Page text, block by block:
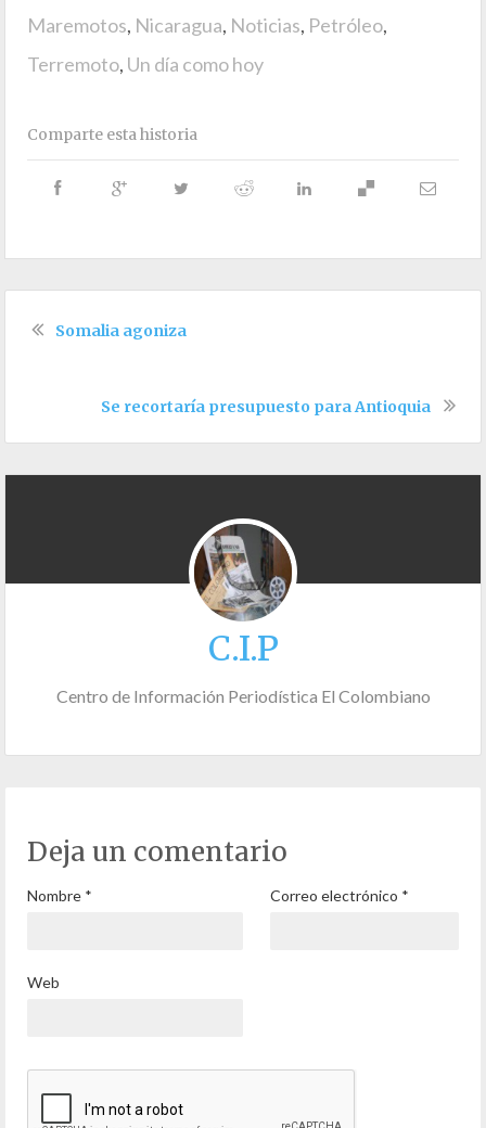
Maremotos, Nicaragua, Noticias, Petróleo,
Terremoto, Un día como hoy
Comparte esta historia
Somalia agoniza
Se recortaría presupuesto para Antioquia
C.I.P
Centro de Información Periodística El Colombiano
Deja un comentario
Nombre * Correo electrónico *
Web